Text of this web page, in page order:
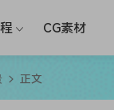
CG素材
正文